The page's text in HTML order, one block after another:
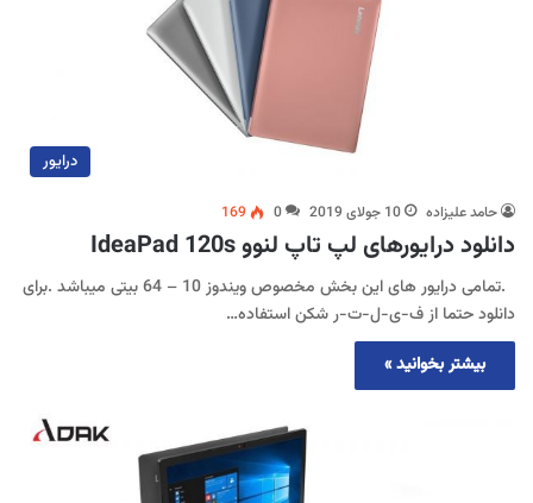
درایور
حامد علیزاده 10 جولای 2019 0
169
دانلود درایورهای لپ تاپ لنوو IdeaPad 120s
.تمامی درایور های این بخش مخصوص ویندوز 10 – 64 بیتی میباشد .برای
دانلود حتما از ف-ی-ل-ت-ر شکن استفاده…
بیشتر بخوانید »